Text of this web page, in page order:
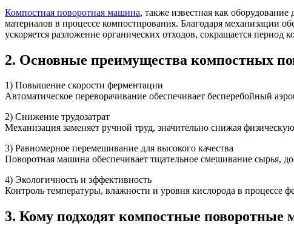
Компостная поворотная машина, также известная как
материалов в процессе компостирования. Благодаря механизации
ускоряется разложение органических отходов, сокращается период
2. Основные преимущества компостных
1) Повышение скорости ферментации
Автоматическое переворачивание обеспечивает бесперебойный
2) Снижение трудозатрат
Механизация заменяет ручной труд, значительно снижая
3) Равномерное перемешивание для высокого качества
Поворотная машина обеспечивает тщательное смешивание сырья,
4) Экологичность и эффективность
Контроль температуры, влажности и уровня кислорода в процессе
3. Кому подходят компостные